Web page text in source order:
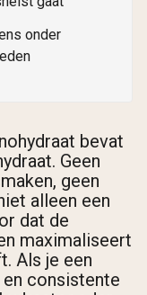
onder
bevat
Geen
geen
alleen een
dat de
maximaliseert
Als je een
consistente